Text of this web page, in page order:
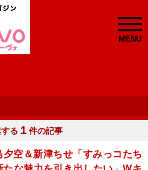
MENU
する １ 件の記事
夕空＆新津ちせ「すみっコたち